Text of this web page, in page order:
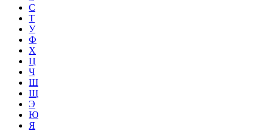
С
Т
У
Ф
Х
Ц
Ч
Ш
Щ
Э
Ю
Я